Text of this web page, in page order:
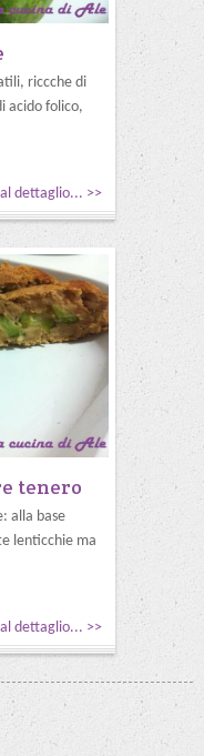
riccche di
acido folico,
dettaglio... >>
tenero
alla base
lenticchie ma
dettaglio... >>